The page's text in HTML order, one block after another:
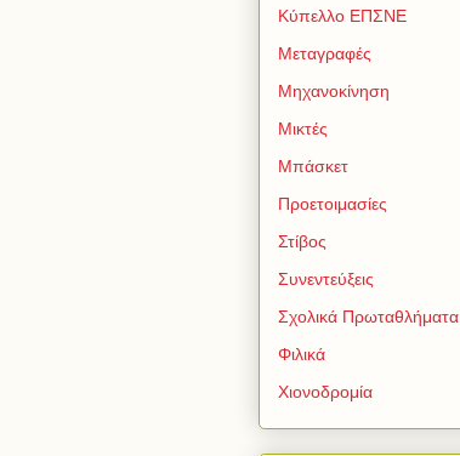
Κύπελλο ΕΠΣΝΕ
Μεταγραφές
Μηχανοκίνηση
Μικτές
Μπάσκετ
Προετοιμασίες
Στίβος
Συνεντεύξεις
Σχολικά Πρωταθλήματα
Φιλικά
Χιονοδρομία